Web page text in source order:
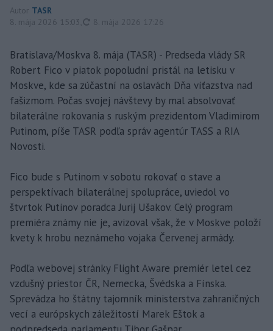
Autor TASR
8. mája 2026 15:03
aktualizované
8. mája 2026 17:26
Bratislava/Moskva 8. mája (TASR) - Predseda vlády SR
Robert Fico v piatok popoludní pristál na letisku v
Moskve, kde sa zúčastní na oslavách Dňa víťazstva nad
fašizmom. Počas svojej návštevy by mal absolvovať
bilaterálne rokovania s ruským prezidentom Vladimirom
Putinom, píše TASR podľa správ agentúr TASS a RIA
Novosti.
Fico bude s Putinom v sobotu rokovať o stave a
perspektívach bilaterálnej spolupráce, uviedol vo
štvrtok Putinov poradca Jurij Ušakov. Celý program
premiéra známy nie je, avizoval však, že v Moskve položí
kvety k hrobu neznámeho vojaka Červenej armády.
Podľa webovej stránky Flight Aware premiér letel cez
vzdušný priestor ČR, Nemecka, Švédska a Fínska.
Sprevádza ho štátny tajomník ministerstva zahraničných
vecí a európskych záležitostí Marek Eštok a